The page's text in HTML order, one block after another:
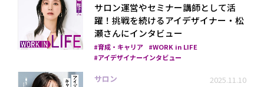
サロン運営やセミナー講師として活
躍！挑戦を続けるアイデザイナー・松
瀬さんにインタビュー
育成・キャリア
WORK in LIFE
アイデザイナーインタビュー
サロン 2025.11.10